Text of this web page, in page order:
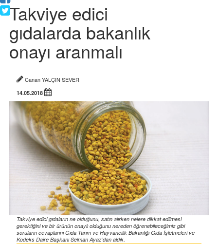
Takviye edici
gıdalarda bakanlık
onayı aranmalı
Canan YALÇIN SEVER
14.05.2018
Takviye edici gıdaların ne olduğunu, satın alırken nelere dikkat edilmesi
gerektiğini ve bir ürünün onaylı olduğunu nereden öğrenebileceğimiz gibi
soruların cevaplarını Gıda Tarım ve Hayvancılık Bakanlığı Gıda İşletmeleri ve
Kodeks Daire Başkanı Selman Ayaz’dan aldık.